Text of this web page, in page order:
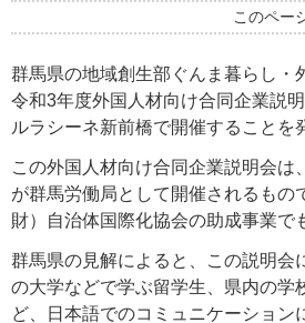
このペー
群馬県の地域創生部ぐんま暮らし・
令和3年度外国人材向け合同企業説
ルラシーネ新前橋で開催することを
この外国人材向け合同企業説明会は
が群馬労働局として開催されるもの
財）自治体国際化協会の助成事業で
群馬県の見解によると、この説明会
の大学などで学ぶ留学生、県内の学
ど、日本語でのコミュニケーション